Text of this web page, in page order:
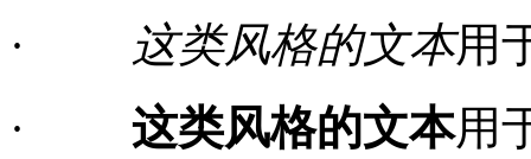
·
这类风格的文本用
·
这类风格的文本用